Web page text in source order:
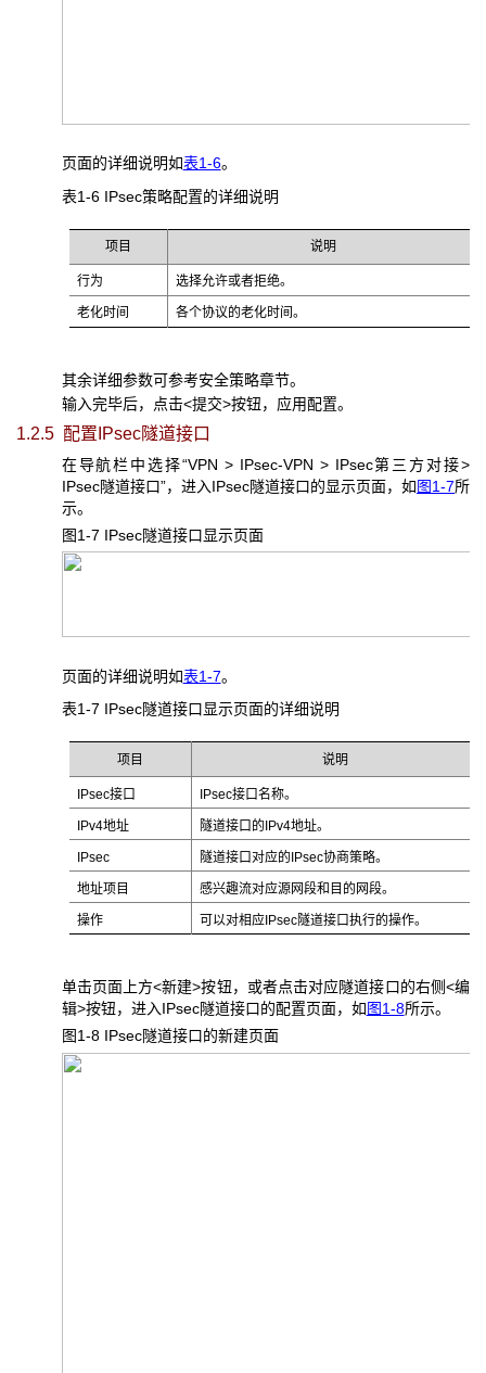
页面的详细说明如表1-6。
表1-6 IPsec策略配置的详细说明
项目 说明
行为 选择允许或者拒绝。
老化时间 各个协议的老化时间。
其余详细参数可参考安全策略章节。
输入完毕后，点击<提交>按钮，应用配置。
1.2.5 配置IPsec隧道接口
在导航栏中选择“VPN > IPsec-VPN > IPsec第三方对接>
IPsec隧道接口”，进入IPsec隧道接口的显示页面，如图1-7所
示。
图1-7 IPsec隧道接口显示页面
页面的详细说明如表1-7。
表1-7 IPsec隧道接口显示页面的详细说明
项目 说明
IPsec接口 IPsec接口名称。
IPv4地址 隧道接口的IPv4地址。
IPsec 隧道接口对应的IPsec协商策略。
地址项目 感兴趣流对应源网段和目的网段。
操作 可以对相应IPsec隧道接口执行的操作。
单击页面上方<新建>按钮，或者点击对应隧道接口的右侧<编
辑>按钮，进入IPsec隧道接口的配置页面，如图1-8所示。
图1-8 IPsec隧道接口的新建页面